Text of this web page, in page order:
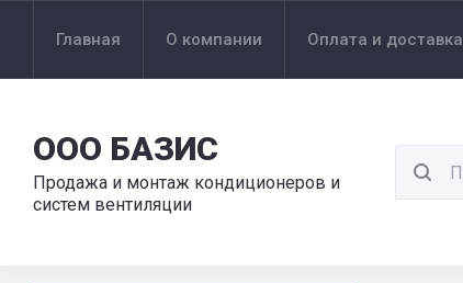
Главная О компании Оплата и доставка
ООО БАЗИС
Продажа и монтаж кондиционеров и
систем вентиляции